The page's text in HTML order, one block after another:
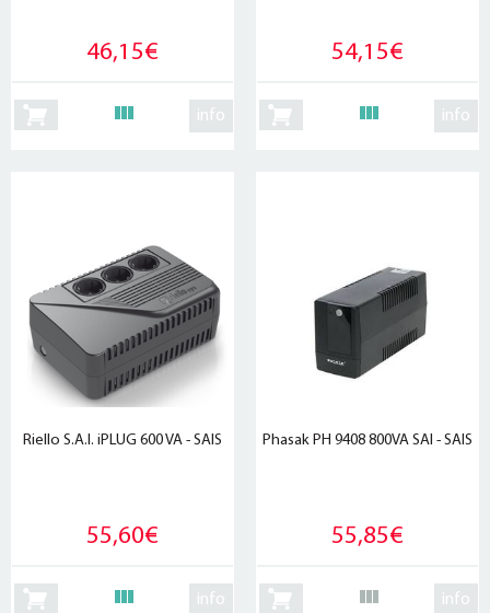
46,15€
info
54,15€
info
Riello S.A.I. iPLUG 600 VA - SAIS
55,60€
info
Phasak PH 9408 800VA SAI - SAIS
55,85€
info